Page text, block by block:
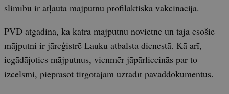
slimību ir atļauta mājputnu profilaktiskā vakcinācija.
PVD atgādina, ka katra mājputnu novietne un tajā esošie
mājputni ir jāreģistrē Lauku atbalsta dienestā. Kā arī,
iegādājoties mājputnus, vienmēr jāpārliecinās par to
izcelsmi, pieprasot tirgotājam uzrādīt pavaddokumentus.